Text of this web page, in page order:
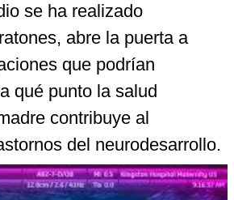
se ha realizado
abre la puerta a
que podrían
qué punto la salud
contribuye al
del neurodesarrollo.